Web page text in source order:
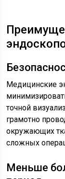
Медицинские
точной
грамотно
окружающих
сложных
Меньше